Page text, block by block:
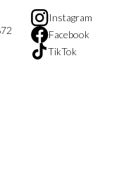
Instagram
Facebook
TikTok